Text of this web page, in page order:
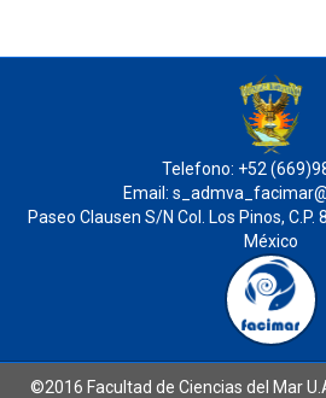
Telefono: +52
Email:
Paseo Clausen S/N Col. Los Pinos,
México
©2016 Facultad de Ciencias del Mar